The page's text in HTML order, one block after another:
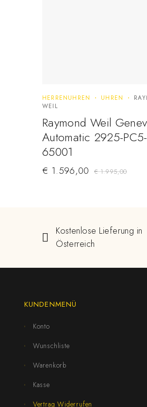
HERRENUHREN UHREN
WEIL
Raymond Weil
Automatic 2925-PC5-
65001
€1.995,00
€ 1.596,00
Kostenlose Lieferung in
Österreich
KUNDENMENÜ
Konto
Wunschliste
Warenkorb
Kasse
Vertrag Widerrufen